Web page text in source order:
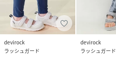
devirock
ラッシュガード
devirock
ラッシュガード